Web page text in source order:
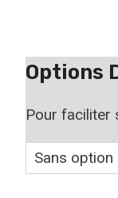
Options
Pour faciliter